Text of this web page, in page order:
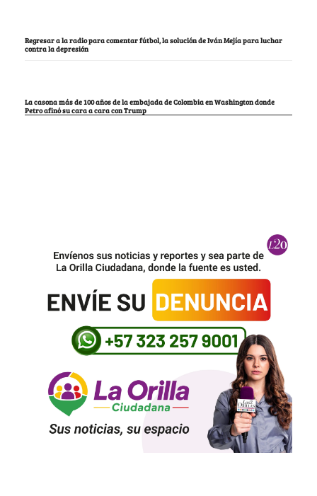
Regresar a la radio para comentar fútbol, la solución de Iván Mejía para luchar
contra la depresión
La casona más de 100 años de la embajada de Colombia en Washington donde
Petro afinó su cara a cara con Trump